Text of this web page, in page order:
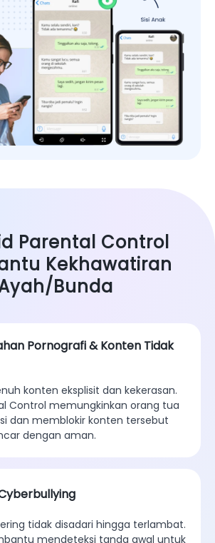
Parental Control
Kekhawatiran
Bunda
Pornografi & Konten Tidak
konten eksplisit dan kekerasan.
Control memungkinkan orang tua
dan memblokir konten tersebut
dengan aman.
tidak disadari hingga terlambat.
mendeteksi tanda awal untuk